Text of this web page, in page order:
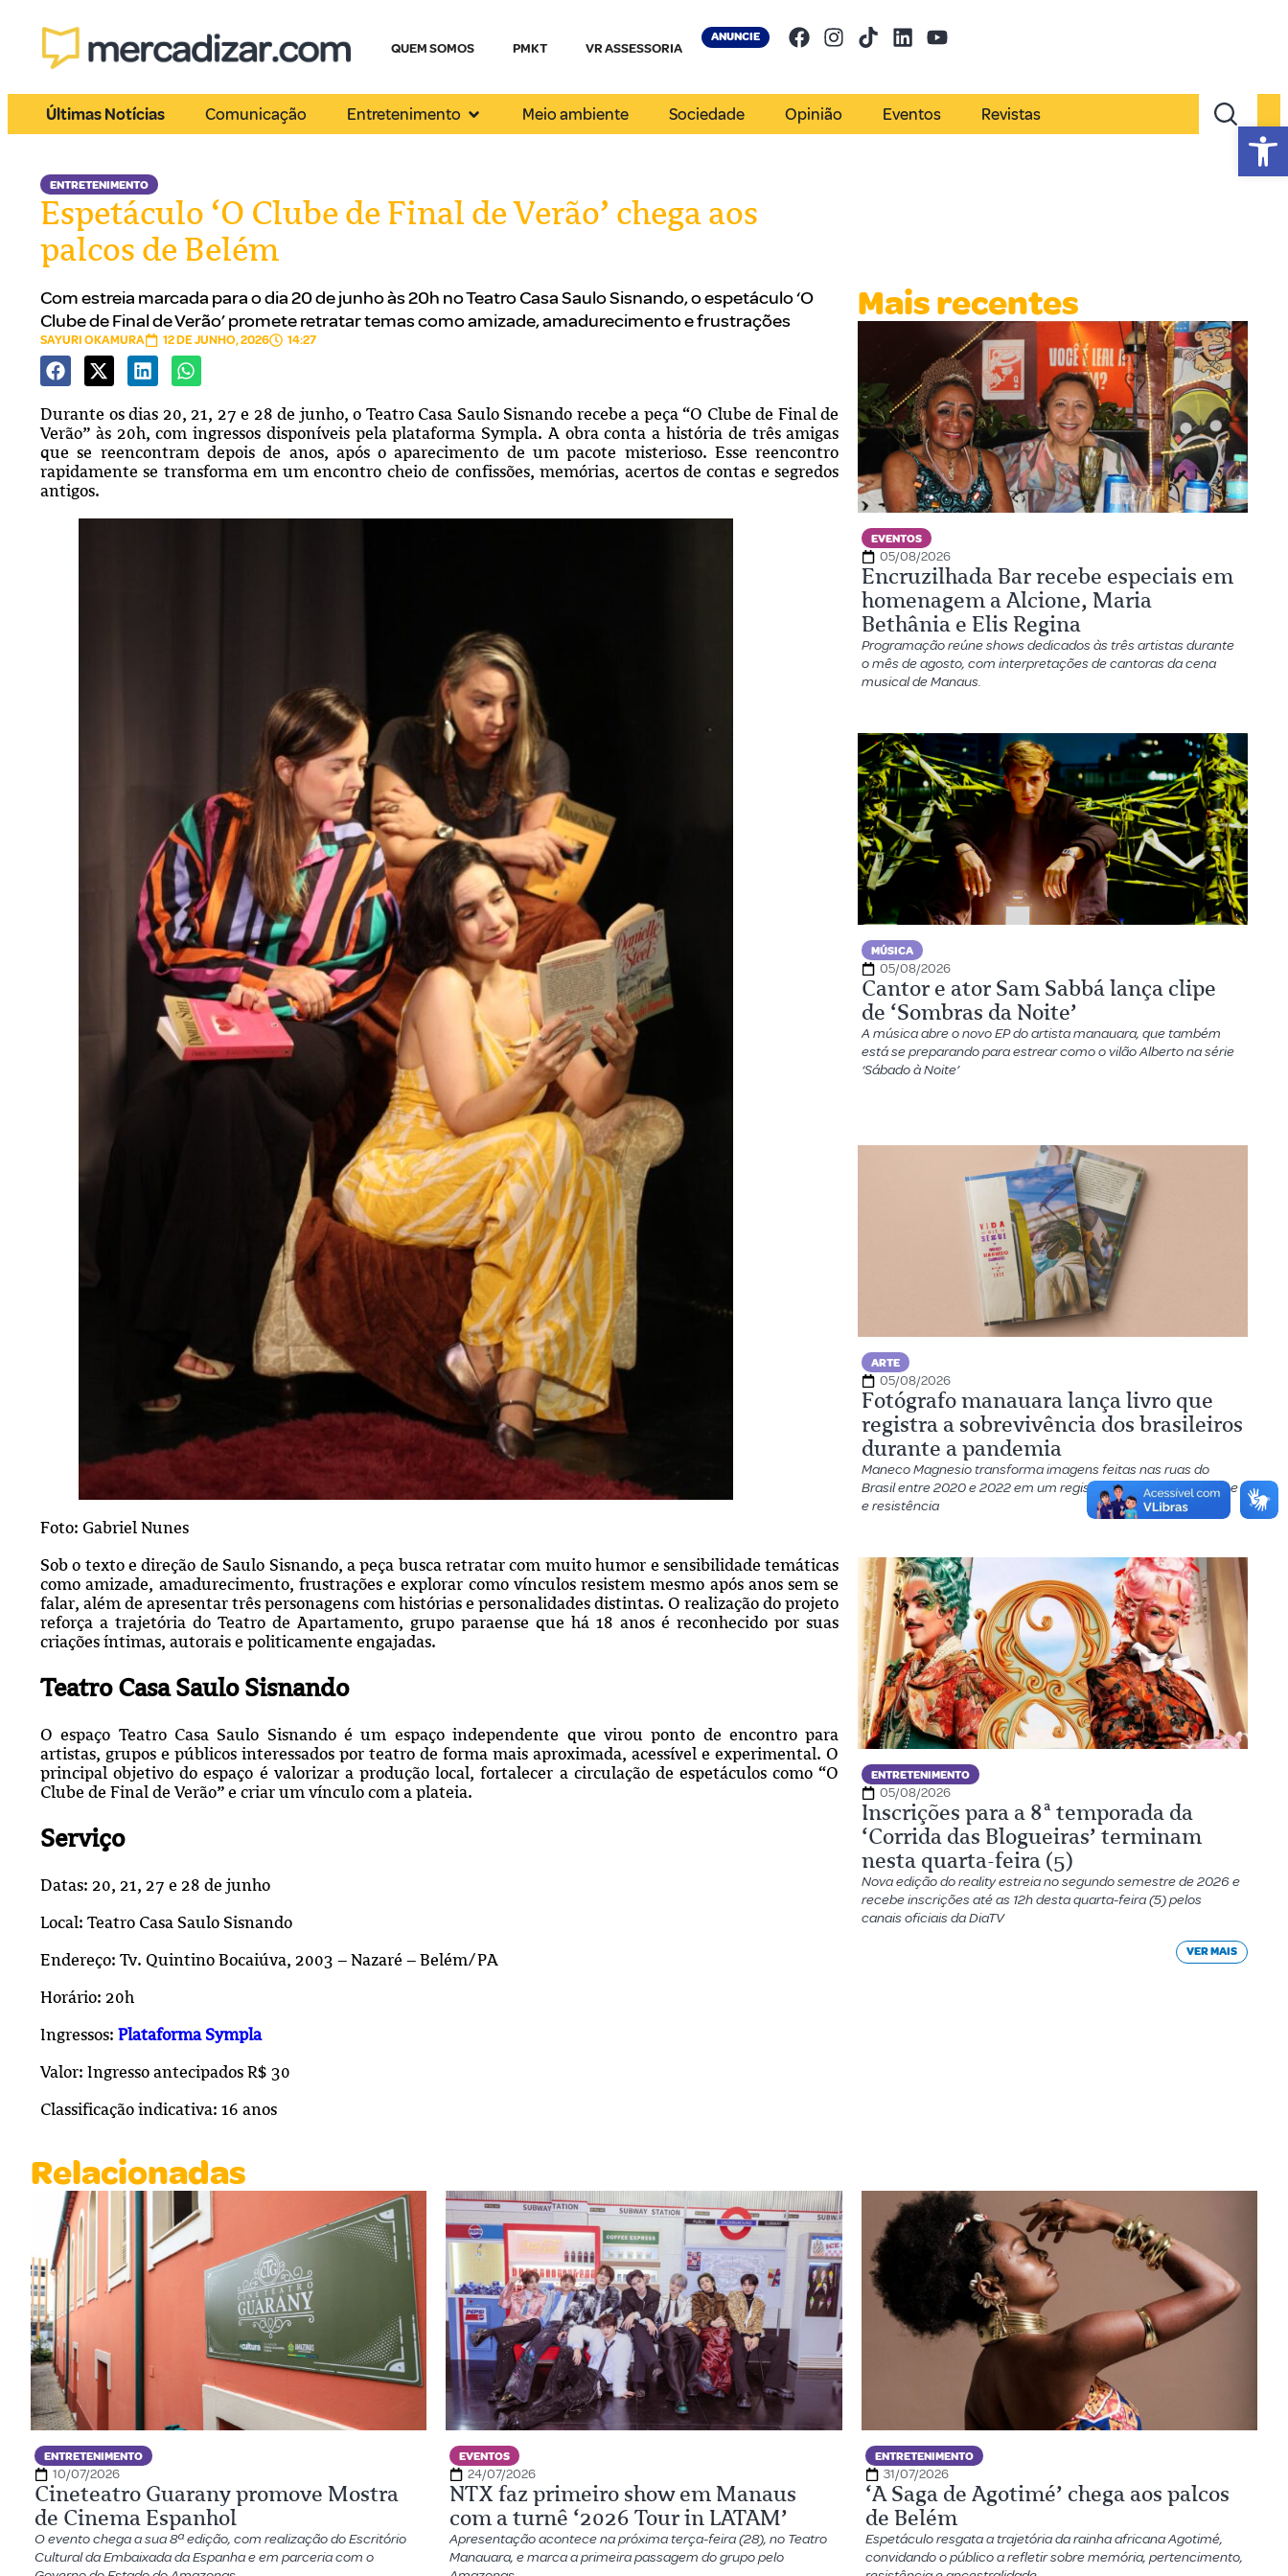
QUEM SOMOS PMKT VR ASSESSORIA
ANUNCIE
Últimas Notícias Comunicação Entretenimento Meio ambiente Sociedade Opinião Eventos Revistas
ENTRETENIMENTO
Espetáculo ‘O Clube de Final de Verão’ chega aos
palcos de Belém
Com estreia marcada para o dia 20 de junho às 20h no Teatro Casa Saulo Sisnando, o espetáculo ‘O
Clube de Final de Verão’ promete retratar temas como amizade, amadurecimento e frustrações
SAYURI OKAMURA 12 DE JUNHO, 2026 14:27
Durante os dias 20, 21, 27 e 28 de junho, o Teatro Casa Saulo Sisnando recebe a peça “O Clube de Final de
Verão” às 20h, com ingressos disponíveis pela plataforma Sympla. A obra conta a história de três amigas
que se reencontram depois de anos, após o aparecimento de um pacote misterioso. Esse reencontro
rapidamente se transforma em um encontro cheio de confissões, memórias, acertos de contas e segredos
antigos.
Foto: Gabriel Nunes
Sob o texto e direção de Saulo Sisnando, a peça busca retratar com muito humor e sensibilidade temáticas
como amizade, amadurecimento, frustrações e explorar como vínculos resistem mesmo após anos sem se
falar, além de apresentar três personagens com histórias e personalidades distintas. O realização do projeto
reforça a trajetória do Teatro de Apartamento, grupo paraense que há 18 anos é reconhecido por suas
criações íntimas, autorais e politicamente engajadas.
Teatro Casa Saulo Sisnando
O espaço Teatro Casa Saulo Sisnando é um espaço independente que virou ponto de encontro para
artistas, grupos e públicos interessados por teatro de forma mais aproximada, acessível e experimental. O
principal objetivo do espaço é valorizar a produção local, fortalecer a circulação de espetáculos como “O
Clube de Final de Verão” e criar um vínculo com a plateia.
Serviço
Datas: 20, 21, 27 e 28 de junho
Local: Teatro Casa Saulo Sisnando
Endereço: Tv. Quintino Bocaiúva, 2003 – Nazaré – Belém/PA
Horário: 20h
Ingressos: Plataforma Sympla
Valor: Ingresso antecipados R$ 30
Classificação indicativa: 16 anos
Mais recentes
EVENTOS
05/08/2026
Encruzilhada Bar recebe especiais em
homenagem a Alcione, Maria
Bethânia e Elis Regina
Programação reúne shows dedicados às três artistas durante
o mês de agosto, com interpretações de cantoras da cena
musical de Manaus.
MÚSICA
05/08/2026
Cantor e ator Sam Sabbá lança clipe
de ‘Sombras da Noite’
A música abre o novo EP do artista manauara, que também
está se preparando para estrear como o vilão Alberto na série
‘Sábado à Noite’
ARTE
05/08/2026
Fotógrafo manauara lança livro que
registra a sobrevivência dos brasileiros
durante a pandemia
Maneco Magnesio transforma imagens feitas nas ruas do
Brasil entre 2020 e 2022 em um registro sobre memória, crise
e resistência
ENTRETENIMENTO
05/08/2026
Inscrições para a 8ª temporada da
‘Corrida das Blogueiras’ terminam
nesta quarta-feira (5)
Nova edição do reality estreia no segundo semestre de 2026 e
recebe inscrições até as 12h desta quarta-feira (5) pelos
canais oficiais da DiaTV
VER MAIS
Relacionadas
ENTRETENIMENTO
10/07/2026
Cineteatro Guarany promove Mostra
de Cinema Espanhol
O evento chega a sua 8ª edição, com realização do Escritório
Cultural da Embaixada da Espanha e em parceria com o
EVENTOS
24/07/2026
NTX faz primeiro show em Manaus
com a turnê ‘2026 Tour in LATAM’
Apresentação acontece na próxima terça-feira (28), no Teatro
Manauara, e marca a primeira passagem do grupo pelo
ENTRETENIMENTO
31/07/2026
‘A Saga de Agotimé’ chega aos palcos
de Belém
Espetáculo resgata a trajetória da rainha africana Agotimé,
convidando o público a refletir sobre memória, pertencimento,